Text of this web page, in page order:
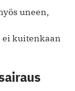
uneen,
kuitenkaan